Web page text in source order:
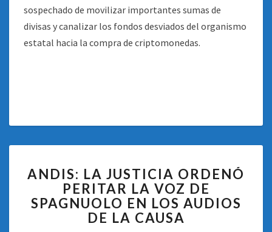
sospechado de movilizar importantes sumas de
divisas y canalizar los fondos desviados del organismo
estatal hacia la compra de criptomonedas.
LA
JUSTICIA
ORDENÓ
PERITAR
ANDIS: LA JUSTICIA ORDENÓ
PERITAR LA VOZ DE
SPAGNUOLO EN LOS AUDIOS
DE LA CAUSA